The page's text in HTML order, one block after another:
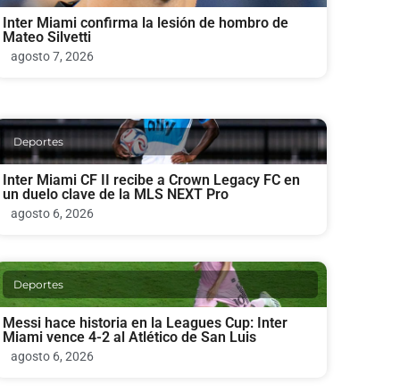
Inter Miami confirma la lesión de hombro de
Mateo Silvetti
agosto 7, 2026
Deportes
Inter Miami CF II recibe a Crown Legacy FC en
un duelo clave de la MLS NEXT Pro
agosto 6, 2026
Deportes
Messi hace historia en la Leagues Cup: Inter
Miami vence 4-2 al Atlético de San Luis
agosto 6, 2026